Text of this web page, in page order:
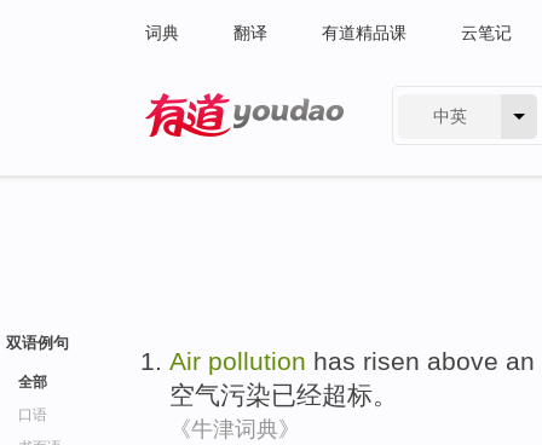
词典 翻译 有道精品课 云笔记
中英
双语例句
全部
口语
Air pollution has risen above
空气污染已经超标。
《牛津词典》